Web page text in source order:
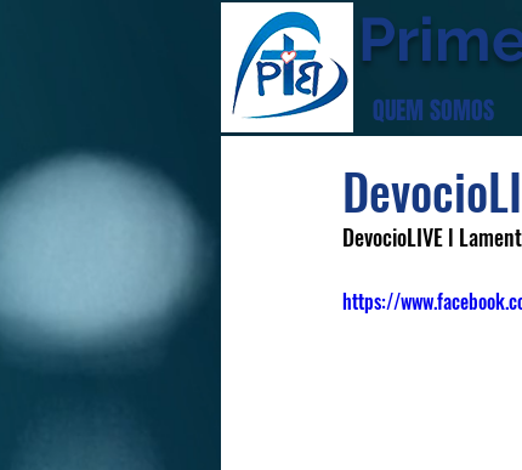
QUEM SOMOS
DevocioLIVE l
https://